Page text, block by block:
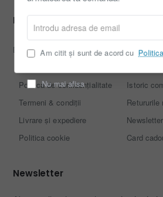
Introdu
adresa
emailAm citit și sunt de acord cu
Nu mai afisa
NAVIGARE
Despre noi
Politica de confidențialitate
Termeni & condiții
Livrare și expediere
Politica cookie
Contul meu
Istoric
Retururile
Newsletter
Card
Newsletter